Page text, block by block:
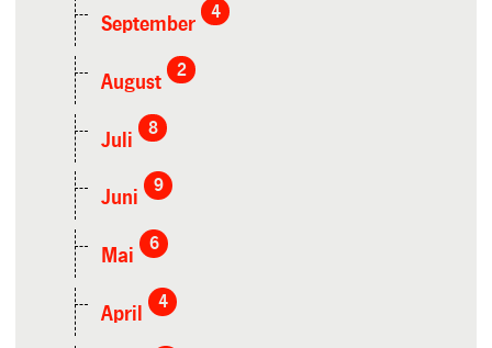
September
4
August
2
Juli
8
Juni
9
Mai
6
April
4